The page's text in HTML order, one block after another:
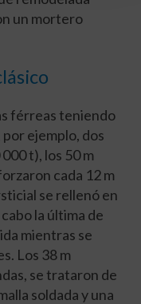
un mortero
férreas teniendo
ejemplo, dos
t), los 50 m
cada 12 m
se rellenó en
la última de
mientras se
Los 38 m
se trataron de
soldada y una